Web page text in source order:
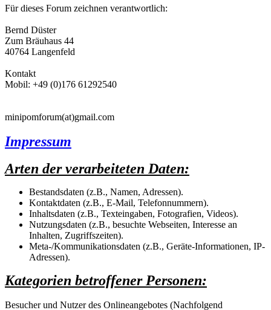
Für dieses Forum zeichnen verantwortlich:
Bernd Düster
Zum Bräuhaus 44
40764 Langenfeld
Kontakt
Mobil: +49 (0)176 61292540
minipomforum(at)gmail.com
Impressum
Arten der verarbeiteten Daten:
Bestandsdaten (z.B., Namen, Adressen).
Kontaktdaten (z.B., E-Mail, Telefonnummern).
Inhaltsdaten (z.B., Texteingaben, Fotografien, Videos).
Nutzungsdaten (z.B., besuchte Webseiten, Interesse an
Inhalten, Zugriffszeiten).
Meta-/Kommunikationsdaten (z.B., Geräte-Informationen, IP-
Adressen).
Kategorien betroffener Personen:
Besucher und Nutzer des Onlineangebotes (Nachfolgend